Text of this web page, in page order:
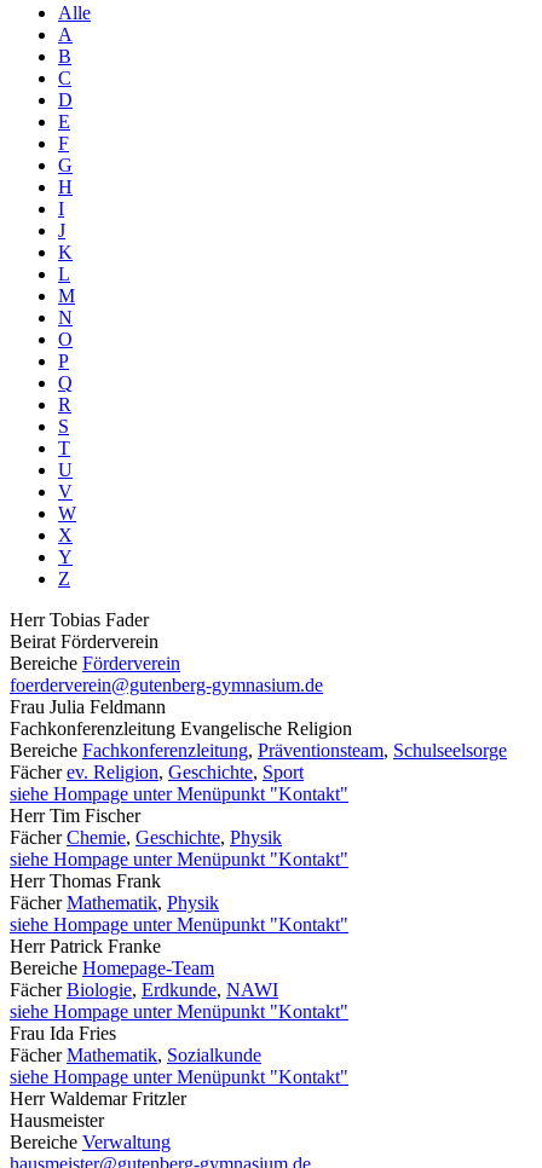
Alle
A
B
C
D
E
F
G
H
I
J
K
L
M
N
O
P
Q
R
S
T
U
V
W
X
Y
Z
Herr Tobias Fader
Beirat Förderverein
Bereiche Förderverein
foerderverein@gutenberg-gymnasium.de
Frau Julia Feldmann
Fachkonferenzleitung Evangelische Religion
Bereiche Fachkonferenzleitung, Präventionsteam, Schulseelsorge
Fächer ev. Religion, Geschichte, Sport
siehe Hompage unter Menüpunkt "Kontakt"
Herr Tim Fischer
Fächer Chemie, Geschichte, Physik
siehe Hompage unter Menüpunkt "Kontakt"
Herr Thomas Frank
Fächer Mathematik, Physik
siehe Hompage unter Menüpunkt "Kontakt"
Herr Patrick Franke
Bereiche Homepage-Team
Fächer Biologie, Erdkunde, NAWI
siehe Hompage unter Menüpunkt "Kontakt"
Frau Ida Fries
Fächer Mathematik, Sozialkunde
siehe Hompage unter Menüpunkt "Kontakt"
Herr Waldemar Fritzler
Hausmeister
Bereiche Verwaltung
hausmeister@gutenberg-gymnasium.de